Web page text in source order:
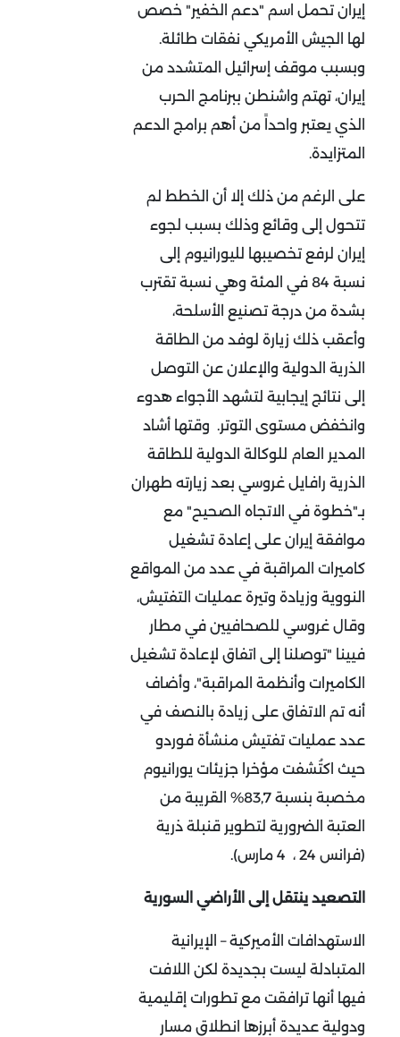
إيران تحمل اسم "دعم الخفير" خصص
لها الجيش الأمريكي نفقات طائلة.
وبسبب موقف إسرائيل المتشدد من
إيران، تهتم واشنطن ببرنامج الحرب
الذي يعتبر واحداً من أهم برامج الدعم
المتزايدة.
على الرغم من ذلك إلا أن الخطط لم
تتحول إلى وقائع وذلك بسبب لجوء
إيران لرفع تخصيبها لليورانيوم إلى
نسبة 84 في المئة وهي نسبة تقترب
بشدة من درجة تصنيع الأسلحة،
وأعقب ذلك زيارة لوفد من الطاقة
الذرية الدولية والإعلان عن التوصل
إلى نتائج إيجابية لتشهد الأجواء هدوء
وانخفض مستوى التوتر. وقتها أشاد
المدير العام للوكالة الدولية للطاقة
الذرية رافايل غروسي بعد زيارته طهران
بـ"خطوة في الاتجاه الصحيح" مع
موافقة إيران على إعادة تشغيل
كاميرات المراقبة في عدد من المواقع
النووية وزيادة وتيرة عمليات التفتيش،
وقال غروسي للصحافيين في مطار
فيينا "توصلنا إلى اتفاق لإعادة تشغيل
الكاميرات وأنظمة المراقبة"، وأضاف
أنه تم الاتفاق على زيادة بالنصف في
عدد عمليات تفتيش منشأة فوردو
حيث اكتُشفت مؤخرا جزيئات يورانيوم
مخصبة بنسبة 83,7% القريبة من
العتبة الضرورية لتطوير قنبلة ذرية
(فرانس 24 ، 4 مارس).
التصعيد ينتقل إلى الأراضي السورية
الاستهدافات الأميركية – الإيرانية
المتبادلة ليست بجديدة لكن اللافت
فيها أنها ترافقت مع تطورات إقليمية
ودولية عديدة أبرزها انطلاق مسار